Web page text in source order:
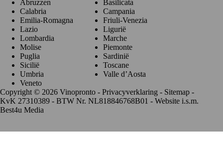
Abruzzen
Basilicata
Calabria
Campania
Emilia-Romagna
Friuli-Venezia
Lazio
Ligurië
Lombardia
Marche
Molise
Piemonte
Puglia
Sardinië
Sicilië
Toscane
Umbria
Valle d’Aosta
Veneto
Copyright © 2026 Vinopronto - Privacyverklaring - Sitemap -
KvK 27310389 - BTW Nr. NL818846768B01 - Website i.s.m.
Best4u Media